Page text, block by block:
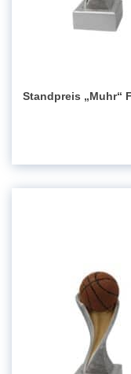
Standpreis „Muhr“